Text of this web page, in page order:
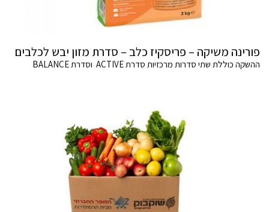
פורינה משיקה – פריסקיז כלב – סדרת מזון יבש לכלבים
ההשקה כוללת שתי סדרות מרכזיות סדרת ACTIVE וסדרת BALANCE